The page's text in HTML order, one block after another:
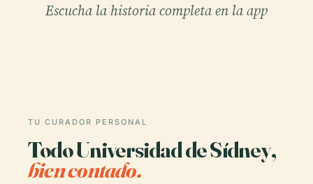
Escucha la historia completa en la app
TU CURADOR PERSONAL
Todo Universidad de Sídney,
bien contado.